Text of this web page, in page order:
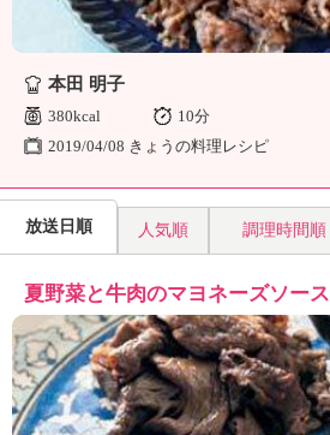
本田 明子
380kcal
10分
2019/04/08 きょうの料理レシピ
放送日順 人気順 調理時間順
夏野菜と牛肉のマヨネーズソース